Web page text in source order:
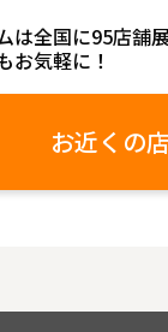
は全国に95店舗
お気軽に！
お近くの